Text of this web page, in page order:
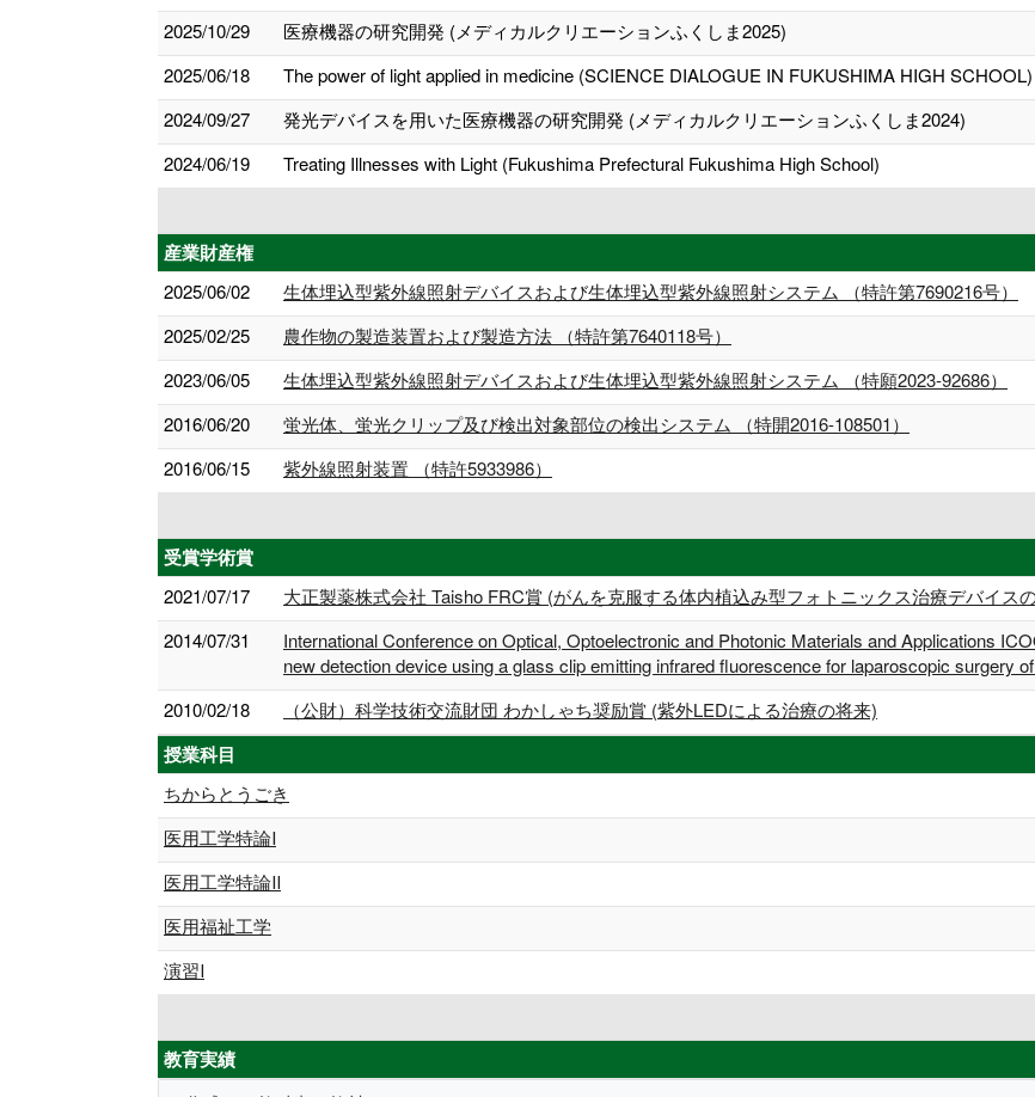
2025/10/29
医療機器の研究開発 (メディカルクリエーションふくしま2025)
2025/06/18
The power of light applied in medicine (SCIENCE DIALOGUE IN FUKUSHIMA HIGH SCHOOL)
2024/09/27
発光デバイスを用いた医療機器の研究開発 (メディカルクリエーションふくしま2024)
2024/06/19
Treating Illnesses with Light (Fukushima Prefectural Fukushima High School)
産業財産権
2025/06/02
生体埋込型紫外線照射デバイスおよび生体埋込型紫外線照射システム （特許第7690216号）
2025/02/25
農作物の製造装置および製造方法 （特許第7640118号）
2023/06/05
生体埋込型紫外線照射デバイスおよび生体埋込型紫外線照射システム （特願2023-92686）
2016/06/20
蛍光体、蛍光クリップ及び検出対象部位の検出システム （特開2016-108501）
2016/06/15
紫外線照射装置 （特許5933986）
受賞学術賞
2021/07/17
大正製薬株式会社 Taisho FRC賞 (がんを克服する体内植込み型フォトニックス治療デバイス
2014/07/31
International Conference on Optical, Optoelectronic and Photonic Materials and Applications
new detection device using a glass clip emitting infrared fluorescence for laparoscopic surgery
2010/02/18
（公財）科学技術交流財団 わかしゃち奨励賞 (紫外LEDによる治療の将来)
授業科目
ちからとうごき
医用工学特論Ⅰ
医用工学特論Ⅱ
医用福祉工学
演習Ⅰ
教育実績